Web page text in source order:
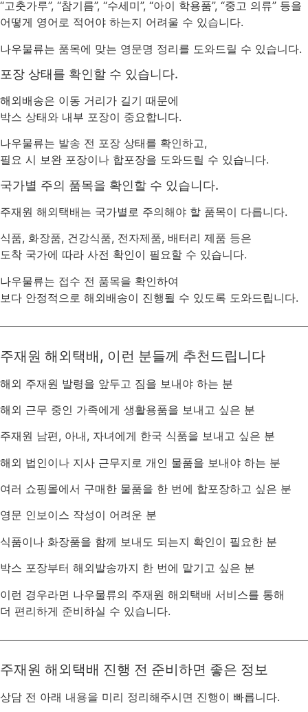
“고춧가루”, “참기름”, “수세미”, “아이 학용품”, “중고 의류” 등을
어떻게 영어로 적어야 하는지 어려울 수 있습니다.
나우물류는 품목에 맞는 영문명 정리를 도와드릴 수 있습니다.
포장 상태를 확인할 수 있습니다.
해외배송은 이동 거리가 길기 때문에
박스 상태와 내부 포장이 중요합니다.
나우물류는 발송 전 포장 상태를 확인하고,
필요 시 보완 포장이나 합포장을 도와드릴 수 있습니다.
국가별 주의 품목을 확인할 수 있습니다.
주재원 해외택배는 국가별로 주의해야 할 품목이 다릅니다.
식품, 화장품, 건강식품, 전자제품, 배터리 제품 등은
도착 국가에 따라 사전 확인이 필요할 수 있습니다.
나우물류는 접수 전 품목을 확인하여
보다 안정적으로 해외배송이 진행될 수 있도록 도와드립니다.
주재원 해외택배, 이런 분들께 추천드립니다
해외 주재원 발령을 앞두고 짐을 보내야 하는 분
해외 근무 중인 가족에게 생활용품을 보내고 싶은 분
주재원 남편, 아내, 자녀에게 한국 식품을 보내고 싶은 분
해외 법인이나 지사 근무지로 개인 물품을 보내야 하는 분
여러 쇼핑몰에서 구매한 물품을 한 번에 합포장하고 싶은 분
영문 인보이스 작성이 어려운 분
식품이나 화장품을 함께 보내도 되는지 확인이 필요한 분
박스 포장부터 해외발송까지 한 번에 맡기고 싶은 분
이런 경우라면 나우물류의 주재원 해외택배 서비스를 통해
더 편리하게 준비하실 수 있습니다.
주재원 해외택배 진행 전 준비하면 좋은 정보
상담 전 아래 내용을 미리 정리해주시면 진행이 빠릅니다.